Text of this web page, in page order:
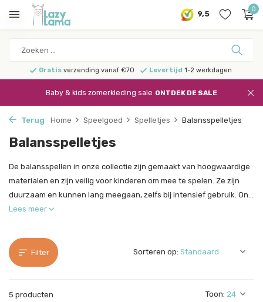
9,5
0
Gratis verzending vanaf €70 Levertijd 1-2 werkdagen
Baby & kids zomerkleding sale ONTDEK DE SALE
Terug Home Speelgoed Spelletjes Balansspelletjes
Balansspelletjes
De balansspellen in onze collectie zijn gemaakt van hoogwaardige
materialen en zijn veilig voor kinderen om mee te spelen. Ze zijn
duurzaam en kunnen lang meegaan, zelfs bij intensief gebruik. On...
Lees meer
Filter
5 producten Toon:
Sorteren op: